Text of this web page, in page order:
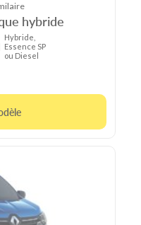
hybride
Hybride,
Essence SP
ou Diesel